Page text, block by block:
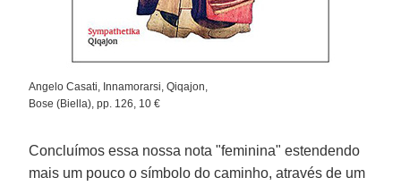
Angelo Casati, Innamorarsi, Qiqajon,
Bose (Biella), pp. 126, 10 €
Concluímos essa nossa nota "feminina" estendendo
mais um pouco o símbolo do caminho, através de um